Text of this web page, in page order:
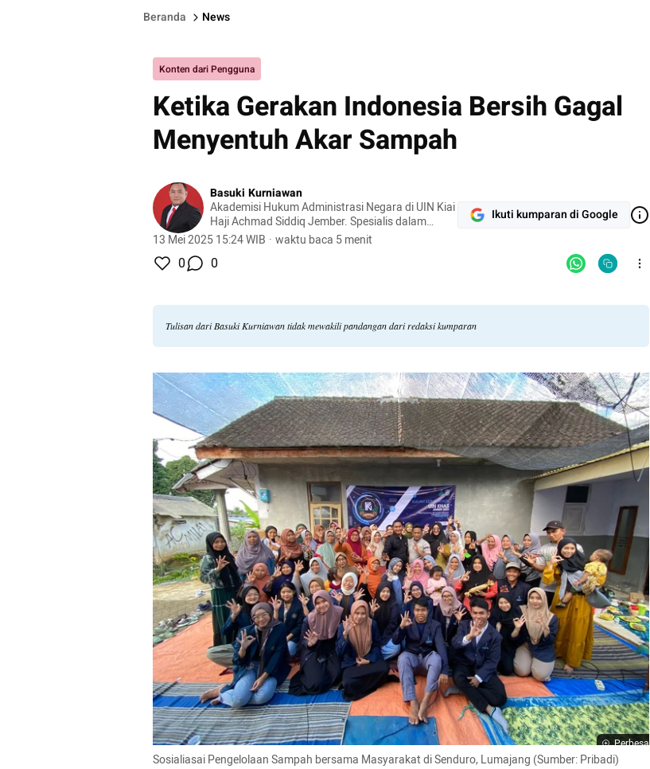
Beranda News
Konten dari Pengguna
Ketika Gerakan Indonesia Bersih Gagal
Menyentuh Akar Sampah
Basuki Kurniawan
Akademisi Hukum Administrasi Negara di UIN Kiai
Haji Achmad Siddiq Jember. Spesialis dalam
bedah sengketa TUN dan efektivitas standar
13 Mei 2025 15:24 WIB · waktu baca 5 menit
Ikuti kumparan di Google
0 0
Tulisan dari Basuki Kurniawan tidak mewakili pandangan dari redaksi kumparan
Perbesar
Sosialiasai Pengelolaan Sampah bersama Masyarakat di Senduro, Lumajang (Sumber: Pribadi)